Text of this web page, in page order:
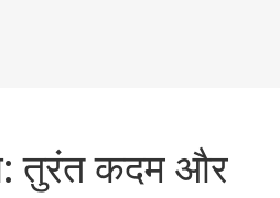
तुरंत कदम और